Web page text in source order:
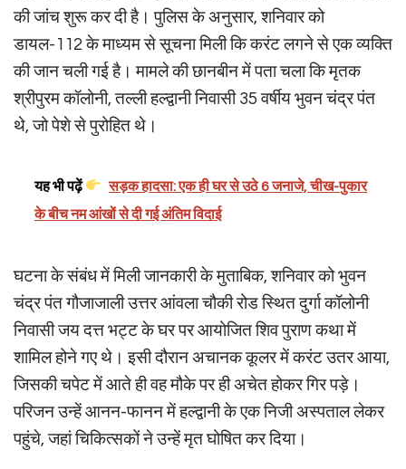
की जांच शुरू कर दी है। पुलिस के अनुसार, शनिवार को
डायल-112 के माध्यम से सूचना मिली कि करंट लगने से एक व्यक्ति
की जान चली गई है। मामले की छानबीन में पता चला कि मृतक
श्रीपुरम कॉलोनी, तल्ली हल्द्वानी निवासी 35 वर्षीय भुवन चंद्र पंत
थे, जो पेशे से पुरोहित थे।
यह भी पढ़ें
सड़क हादसा: एक ही घर से उठे 6 जनाजे, चीख-पुकार
के बीच नम आंखों से दी गई अंतिम विदाई
घटना के संबंध में मिली जानकारी के मुताबिक, शनिवार को भुवन
चंद्र पंत गौजाजाली उत्तर आंवला चौकी रोड स्थित दुर्गा कॉलोनी
निवासी जय दत्त भट्ट के घर पर आयोजित शिव पुराण कथा में
शामिल होने गए थे। इसी दौरान अचानक कूलर में करंट उतर आया,
जिसकी चपेट में आते ही वह मौके पर ही अचेत होकर गिर पड़े।
परिजन उन्हें आनन-फानन में हल्द्वानी के एक निजी अस्पताल लेकर
पहुंचे, जहां चिकित्सकों ने उन्हें मृत घोषित कर दिया।